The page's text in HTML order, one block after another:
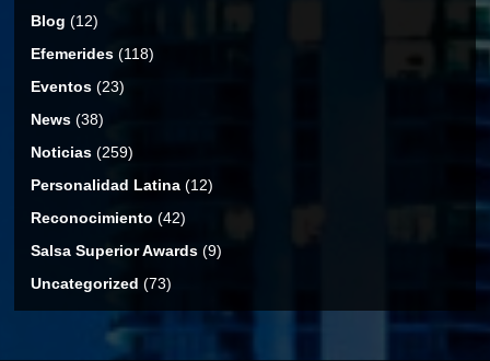
Blog (12)
Efemerides (118)
Eventos (23)
News (38)
Noticias (259)
Personalidad Latina (12)
Reconocimiento (42)
Salsa Superior Awards (9)
Uncategorized (73)